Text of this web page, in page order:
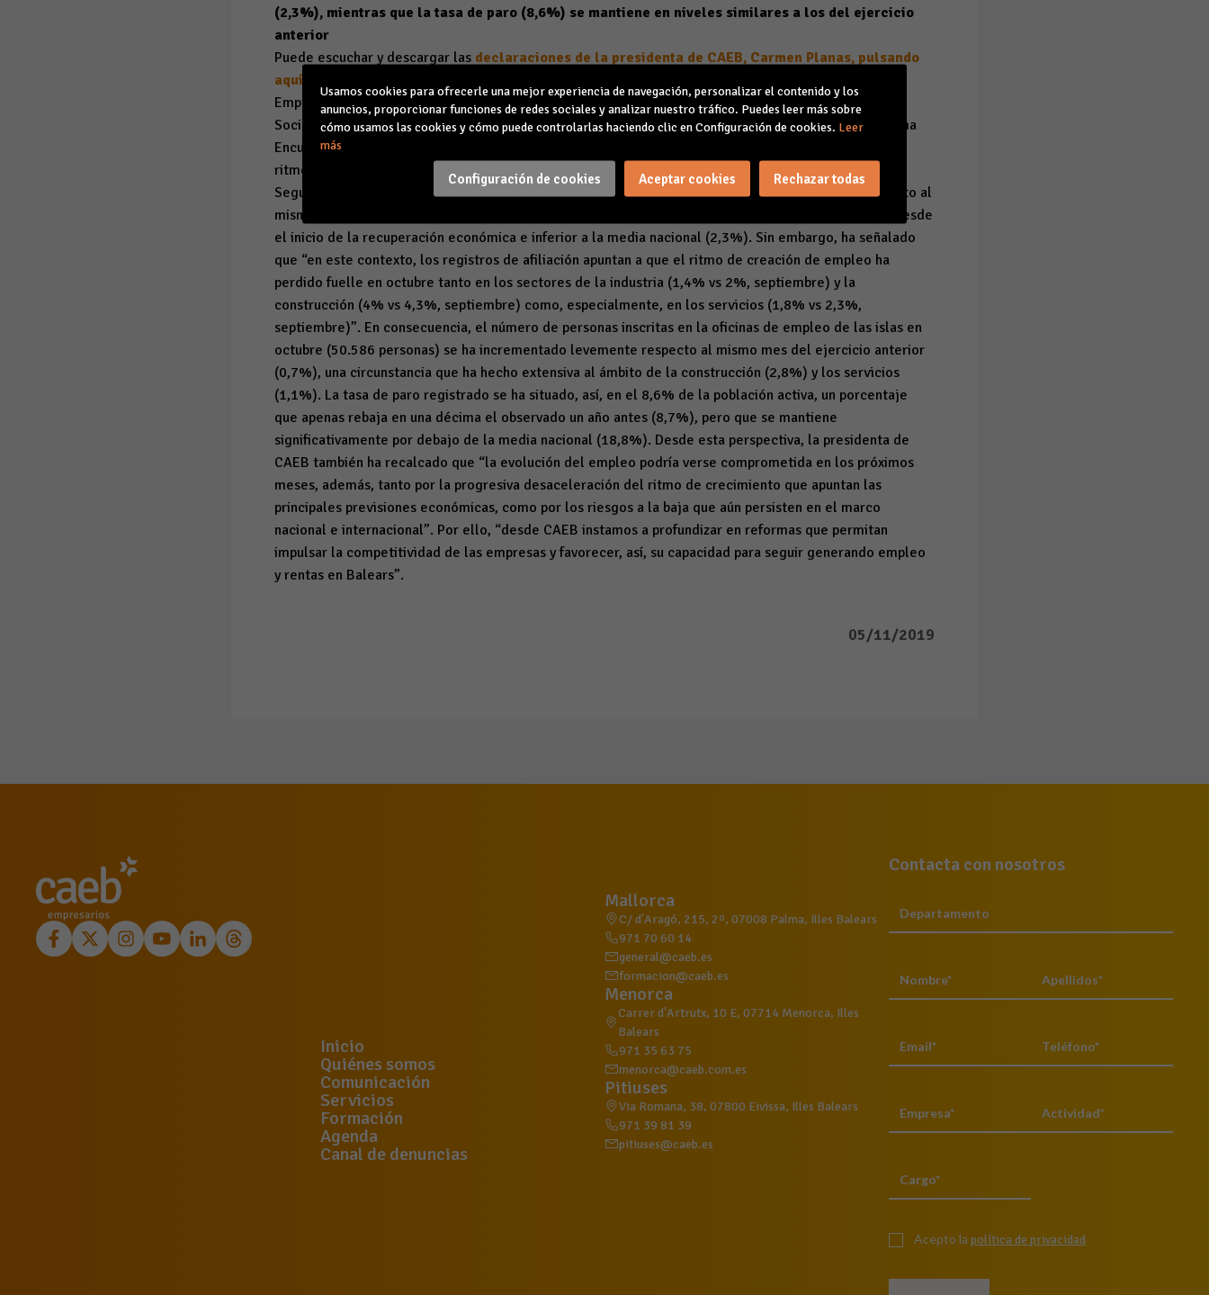
(2,3%), mientras que la tasa de paro (8,6%) se mantiene en niveles similares a los del ejercicio
anterior
Puede escuchar y descargar las declaraciones de la presidenta de CAEB, Carmen Planas, pulsando
aquí
Empresariales de Balears (CAEB), Carmen Planas, ha valorado las cifras de afiliación a la Seguridad
Social y paro publicadas hoy, destacando su “preocupación” por el hecho de que “en línea con la última
Encuesta de Población Activa, los datos registrales confirman que la creación de empleo avanza a un
ritmo cada vez menor”. Planas ha explicado que el número medio de trabajadores afiliados a la
Seguridad Social durante el mes de octubre (535.607 personas) se ha incrementado un 1,9% respecto al
mismo periodo del año anterior, un porcentaje que representa el avance interanual más moderado desde
el inicio de la recuperación económica e inferior a la media nacional (2,3%). Sin embargo, ha señalado
que “en este contexto, los registros de afiliación apuntan a que el ritmo de creación de empleo ha
perdido fuelle en octubre tanto en los sectores de la industria (1,4% vs 2%, septiembre) y la
construcción (4% vs 4,3%, septiembre) como, especialmente, en los servicios (1,8% vs 2,3%,
septiembre)”. En consecuencia, el número de personas inscritas en la oficinas de empleo de las islas en
octubre (50.586 personas) se ha incrementado levemente respecto al mismo mes del ejercicio anterior
(0,7%), una circunstancia que ha hecho extensiva al ámbito de la construcción (2,8%) y los servicios
(1,1%). La tasa de paro registrado se ha situado, así, en el 8,6% de la población activa, un porcentaje
que apenas rebaja en una décima el observado un año antes (8,7%), pero que se mantiene
significativamente por debajo de la media nacional (18,8%). Desde esta perspectiva, la presidenta de
CAEB también ha recalcado que “la evolución del empleo podría verse comprometida en los próximos
meses, además, tanto por la progresiva desaceleración del ritmo de crecimiento que apuntan las
principales previsiones económicas, como por los riesgos a la baja que aún persisten en el marco
nacional e internacional”. Por ello, “desde CAEB instamos a profundizar en reformas que permitan
impulsar la competitividad de las empresas y favorecer, así, su capacidad para seguir generando empleo
y rentas en Balears”.
05/11/2019
Inicio
Quiénes somos
Comunicación
Servicios
Formación
Agenda
Canal de denuncias
Mallorca
C/ d'Aragó, 215, 2º, 07008 Palma, Illes Balears
971 70 60 14
general@caeb.es
formacion@caeb.es
Menorca
Carrer d'Artrutx, 10 E, 07714 Menorca, Illes
Balears
971 35 63 75
menorca@caeb.com.es
Pitiuses
Via Romana, 38, 07800 Eivissa, Illes Balears
971 39 81 39
pitiuses@caeb.es
Contacta con nosotros
Acepto la política de privacidad
Usamos cookies para ofrecerle una mejor experiencia de navegación, personalizar el contenido y los
anuncios, proporcionar funciones de redes sociales y analizar nuestro tráfico. Puedes leer más sobre
cómo usamos las cookies y cómo puede controlarlas haciendo clic en Configuración de cookies. Leer
más
Configuración de cookies Aceptar cookies Rechazar todas